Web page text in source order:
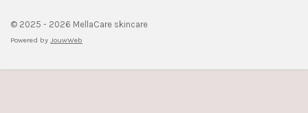
© 2025 - 2026 MellaCare skincare
Powered by JouwWeb